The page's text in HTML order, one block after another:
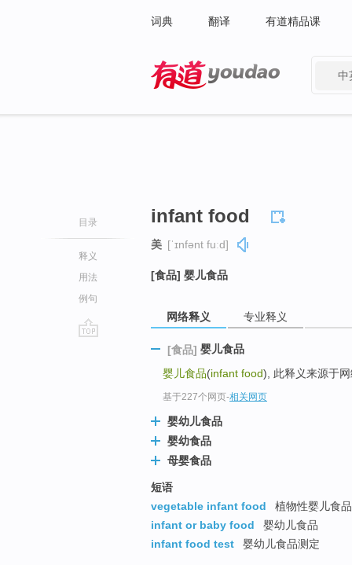
词典 翻译 有道精品课
中
目录
释义
用法
例句
infant food
美 [ˈɪnfənt fuːd]
[食品] 婴儿食品
网络释义 专业释义
[食品] 婴儿食品
婴儿食品(infant food), 此释义来源于网
基于227个网页-相关网页
婴幼儿食品
婴幼食品
母婴食品
短语
vegetable infant food
植物性婴儿食品
infant or baby food
婴幼儿食品
infant food test
婴幼儿食品测定